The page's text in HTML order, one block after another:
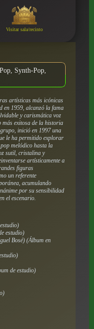
Visitar sala/recinto
Synth-Pop,
artísticas más icónicas
en 1959, alcanzó la fama
y carismática voz
exitosa de la historia
inició en 1997 una
le ha permitido explorar
melódico hasta la
sutil, cristalina y
artísticamente a
figuras
un referente
acumulando
por su sensibilidad
el escenario.
estudio)
Bosé) (Álbum en
de estudio)